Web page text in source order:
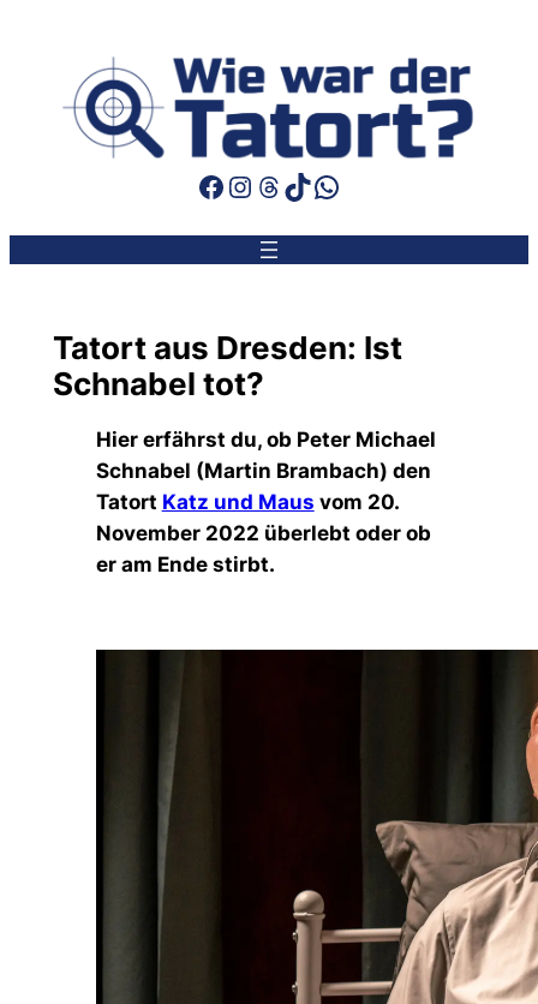
Facebook
Instagram
Threads
TikTok
WhatsApp
Tatort aus Dresden: Ist
Schnabel tot?
Hier erfährst du, ob Peter Michael
Schnabel (Martin Brambach) den
Tatort Katz und Maus vom 20.
November 2022 überlebt oder ob
er am Ende stirbt.